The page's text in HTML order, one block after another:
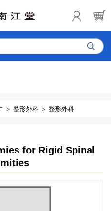
整形外科 整形外科
for Rigid Spinal